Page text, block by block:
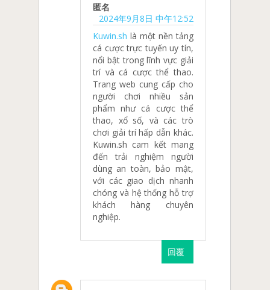
匿名
2024年9月8日 中午12:52
Kuwin.sh là một nền tảng
cá cược trực tuyến uy tín,
nổi bật trong lĩnh vực giải
trí và cá cược thể thao.
Trang web cung cấp cho
người chơi nhiều sản
phẩm như cá cược thể
thao, xổ số, và các trò
chơi giải trí hấp dẫn khác.
Kuwin.sh cam kết mang
đến trải nghiệm người
dùng an toàn, bảo mật,
với các giao dịch nhanh
chóng và hệ thống hỗ trợ
khách hàng chuyên
nghiệp.
回覆